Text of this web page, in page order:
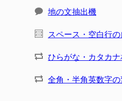
地の文抽出機
スペース・空白行
ひらがな・カタカ
全角・半角英数字